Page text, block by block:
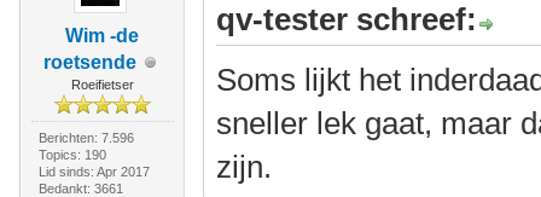
Wim -de
roetsende
Roeifietser
Berichten: 7.596
Topics: 190
Lid sinds: Apr 2017
Bedankt: 3661
qv-tester schreef:
Soms lijkt het
sneller lek gaat, maar
zijn.